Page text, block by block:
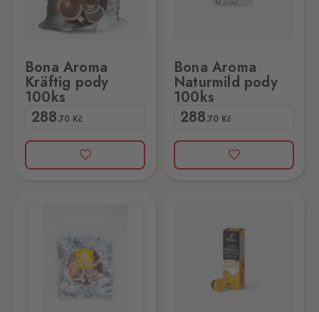
Bona Aroma
Kräftig pody
100ks
288.70 Kč
Bona Aroma
Naturmild pody
100ks
288.70 Kč